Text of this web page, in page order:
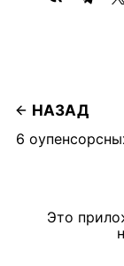
НАЗАД
6
Это